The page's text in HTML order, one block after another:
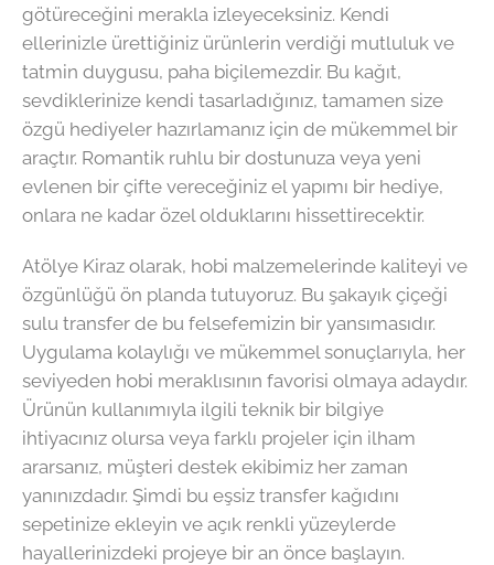
götüreceğini merakla izleyeceksiniz. Kendi
ellerinizle ürettiğiniz ürünlerin verdiği mutluluk ve
tatmin duygusu, paha biçilemezdir. Bu kağıt,
sevdiklerinize kendi tasarladığınız, tamamen size
özgü hediyeler hazırlamanız için de mükemmel bir
araçtır. Romantik ruhlu bir dostunuza veya yeni
evlenen bir çifte vereceğiniz el yapımı bir hediye,
onlara ne kadar özel olduklarını hissettirecektir.
Atölye Kiraz olarak, hobi malzemelerinde kaliteyi ve
özgünlüğü ön planda tutuyoruz. Bu şakayık çiçeği
sulu transfer de bu felsefemizin bir yansımasıdır.
Uygulama kolaylığı ve mükemmel sonuçlarıyla, her
seviyeden hobi meraklısının favorisi olmaya adaydır.
Ürünün kullanımıyla ilgili teknik bir bilgiye
ihtiyacınız olursa veya farklı projeler için ilham
ararsanız, müşteri destek ekibimiz her zaman
yanınızdadır. Şimdi bu eşsiz transfer kağıdını
sepetinize ekleyin ve açık renkli yüzeylerde
hayallerinizdeki projeye bir an önce başlayın.